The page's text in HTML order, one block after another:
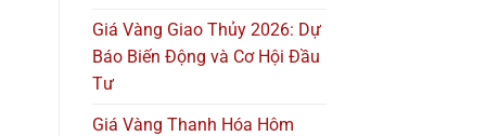
Giá Vàng Giao Thủy 2026: Dự
Báo Biến Động và Cơ Hội Đầu
Tư
Giá Vàng Thanh Hóa Hôm